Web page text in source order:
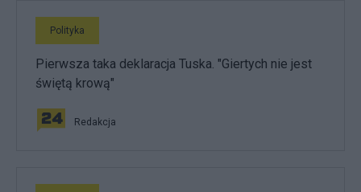
Polityka
Pierwsza taka deklaracja Tuska. "Giertych nie jest
świętą krową"
Redakcja